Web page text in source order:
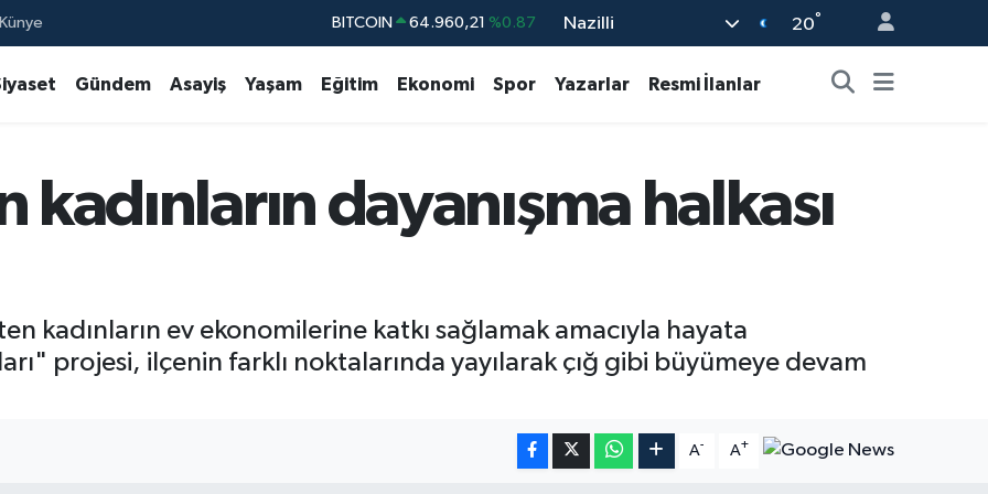
DOLAR 47,7436 %0.18
BITCOIN 64.960,21 %0.87
Nazilli 20°
Gündem Asayiş Yaşam Eğitim Ekonomi Spor Yazarlar Resmi İlanlar
kadınların dayanışma halkası
kadınların ev ekonomilerine katkı sağlamak amacıyla hayata
projesi, ilçenin farklı noktalarında yayılarak çığ gibi büyümeye devam
A- A+